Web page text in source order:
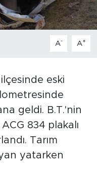
A- A+
ilçesinde eski
geldi. B.T.'nin
834 plakalı
Tarım
yatarken